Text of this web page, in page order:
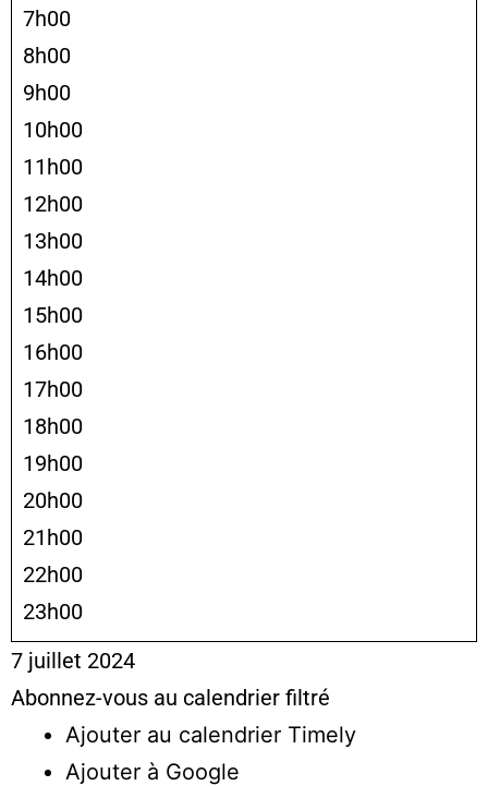
7h00
8h00
9h00
10h00
11h00
12h00
13h00
14h00
15h00
16h00
17h00
18h00
19h00
20h00
21h00
22h00
23h00
7 juillet 2024
Abonnez-vous au calendrier filtré
Ajouter au calendrier Timely
Ajouter à Google